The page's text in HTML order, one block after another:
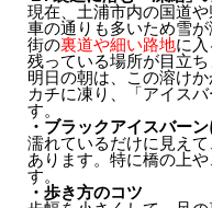
現在、土浦市内の国道や
車の通りも多いため雪
街の裏道や細い路地に
残っている場所が目立ち
明日の朝は、この溶け
カチに凍り、「アイス
す。
・ブラックアイスバー
濡れているだけに見えて
あります。特に橋の上
す。
・歩き方のコツ